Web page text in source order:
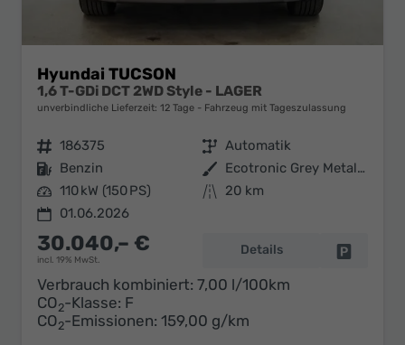
Hyundai TUCSON
1,6 T-GDi DCT 2WD Style - LAGER
unverbindliche Lieferzeit: 12 Tage Fahrzeug mit Tageszulassung
Fahrzeugnr. 186375 Getriebe Automatik
Kraftstoff Benzin Außenfarbe
Ecotronic Grey Metallic ()
Leistung 110 kW (150 PS) Kilometerstand
20 km
01.06.2026
30.040,– €
incl. 19% MwSt.
Details
Verbrauch kombiniert: 7,00 l/100km
CO2-Klasse: F
CO2-Emissionen: 159,00 g/km